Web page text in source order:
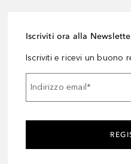
Iscriviti ora alla
Iscriviti e ricevi un buono
Indirizzo email*